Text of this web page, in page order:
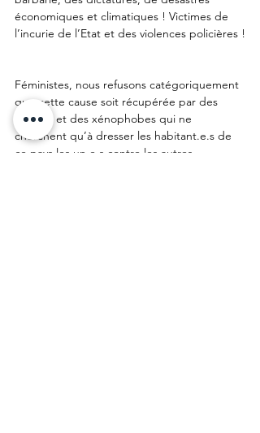
économiques et climatiques ! Victimes de
l’incurie de l’Etat et des violences policières !
Féministes, nous refusons catégoriquement
que cette cause soit récupérée par des
racistes et des xénophobes qui ne
cherchent qu’à dresser les habitant.e.s de
ce pays les un.e.s contre les autres.